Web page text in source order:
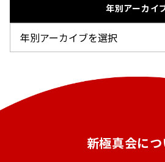
年別アーカイ
新極真会につ